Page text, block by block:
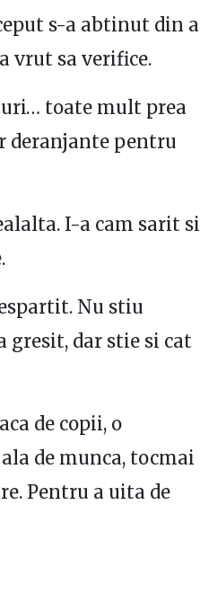
s-a abtinut din a
vrut sa verifice.
toate mult prea
deranjante pentru
I-a cam sarit si
Nu stiu
gresit, dar stie si cat
de copii, o
de munca, tocmai
Pentru a uita de